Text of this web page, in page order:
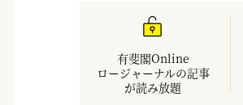
有斐閣Online
ロージャーナルの記事
が読み放題